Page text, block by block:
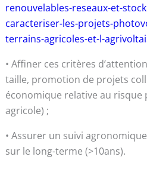
renouvelables-reseaux-et-
caracteriser-les-projets-
terrains-agricoles-et-l-
• Affiner ces critères
taille, promotion de projets
économique relative au risque
agricole) ;
• Assurer un suivi
sur le long-terme (>10ans).